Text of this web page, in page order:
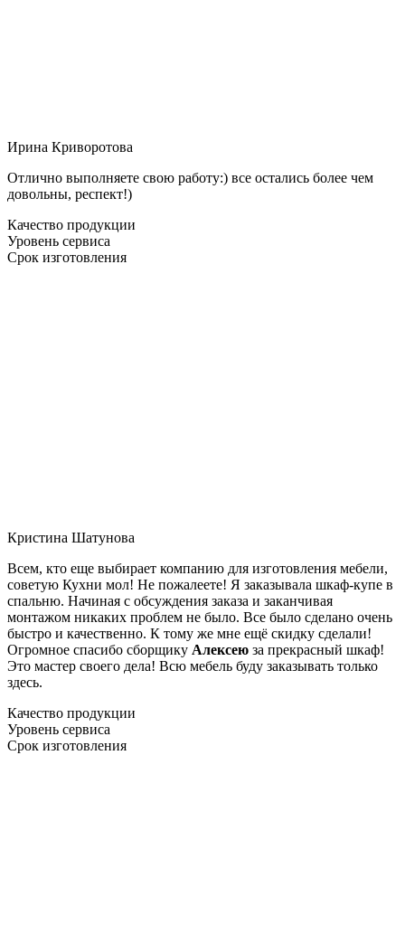
Ирина Криворотова
Отлично выполняете свою работу:) все остались более чем
довольны, респект!)
Качество продукции
Уровень сервиса
Срок изготовления
Кристина Шатунова
Всем, кто еще выбирает компанию для изготовления мебели,
советую Кухни мол! Не пожалеете! Я заказывала шкаф-купе в
спальню. Начиная с обсуждения заказа и заканчивая
монтажом никаких проблем не было. Все было сделано очень
быстро и качественно. К тому же мне ещё скидку сделали!
Огромное спасибо сборщику Алексею за прекрасный шкаф!
Это мастер своего дела! Всю мебель буду заказывать только
здесь.
Качество продукции
Уровень сервиса
Срок изготовления